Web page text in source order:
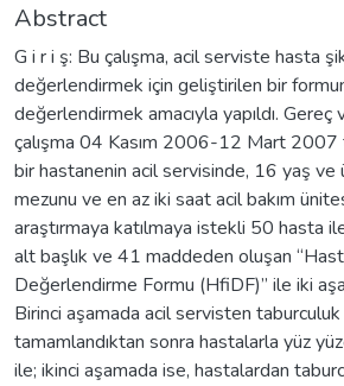
Abstract
G i r i ş: Bu çalışma, acil serviste hasta
değerlendirmek için geliştirilen bir
değerlendirmek amacıyla yapıldı. Gereç
çalışma 04 Kasım 2006-12 Mart 2007
bir hastanenin acil servisinde, 16 yaş
mezunu ve en az iki saat acil bakım
araştırmaya katılmaya istekli 50 hasta
alt başlık ve 41 maddeden oluşan
Değerlendirme Formu (HfiDF)” ile iki
Birinci aşamada acil servisten
tamamlandıktan sonra hastalarla yüz
ile; ikinci aşamada ise, hastalardan